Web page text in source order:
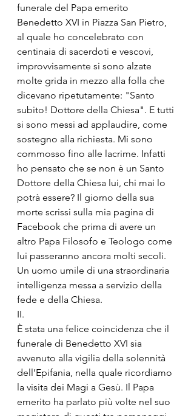
funerale del Papa emerito
Benedetto XVI in Piazza San Pietro,
al quale ho concelebrato con
centinaia di sacerdoti e vescovi,
improvvisamente si sono alzate
molte grida in mezzo alla folla che
dicevano ripetutamente: "Santo
subito! Dottore della Chiesa". E tutti
si sono messi ad applaudire, come
sostegno alla richiesta. Mi sono
commosso fino alle lacrime. Infatti
ho pensato che se non è un Santo
Dottore della Chiesa lui, chi mai lo
potrà essere? Il giorno della sua
morte scrissi sulla mia pagina di
Facebook che prima di avere un
altro Papa Filosofo e Teologo come
lui passeranno ancora molti secoli.
Un uomo umile di una straordinaria
intelligenza messa a servizio della
fede e della Chiesa.
II.
È stata una felice coincidenza che il
funerale di Benedetto XVI sia
avvenuto alla vigilia della solennità
dell’Epifania, nella quale ricordiamo
la visita dei Magi a Gesù. Il Papa
emerito ha parlato più volte nel suo